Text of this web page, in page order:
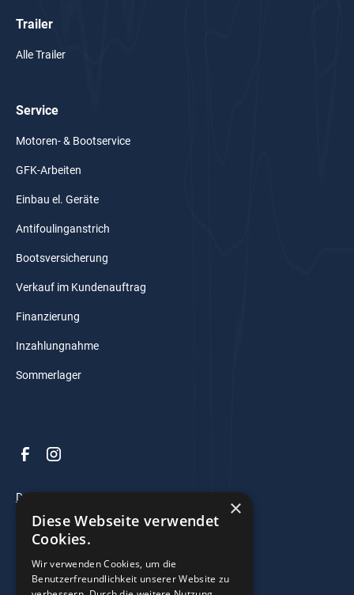
Trailer
Alle Trailer
Service
Motoren- & Bootservice
GFK-Arbeiten
Einbau el. Geräte
Antifoulinganstrich
Bootsversicherung
Verkauf im Kundenauftrag
Finanzierung
Inzahlungnahme
Sommerlager
Datenschutz
Impressum
×
Diese Webseite verwendet
Cookies.
Wir verwenden Cookies, um die
Benutzerfreundlichkeit unserer Website zu